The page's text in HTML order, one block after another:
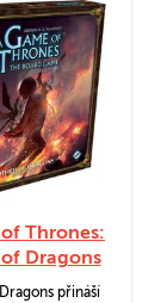
Thrones:
Dragons
přináší